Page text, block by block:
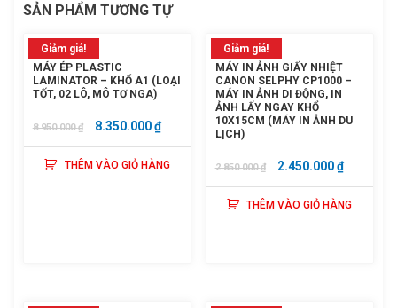
SẢN PHẨM TƯƠNG TỰ
Giảm giá!
MÁY ÉP PLASTIC
LAMINATOR – KHỔ A1 (LOẠI
TỐT, 02 LÔ, MÔ TƠ NGA)
8.950.000₫
GIÁ
GỐC
LÀ:
8.350.000₫GIÁ
HIỆN
TẠI
8.350.000 ₫.
THÊM VÀO GIỎ HÀNG
Giảm giá!
MÁY IN ẢNH GIẤY NHIỆT
CANON SELPHY CP1000 –
MÁY IN ẢNH DI ĐỘNG, IN
ẢNH LẤY NGAY KHỔ
10X15CM (MÁY IN ẢNH DU
LỊCH)
2.850.000₫
GIÁ
GỐC
LÀ:
2.450.000₫GIÁ
HIỆN
TẠI
THÊM VÀO GIỎ HÀNG